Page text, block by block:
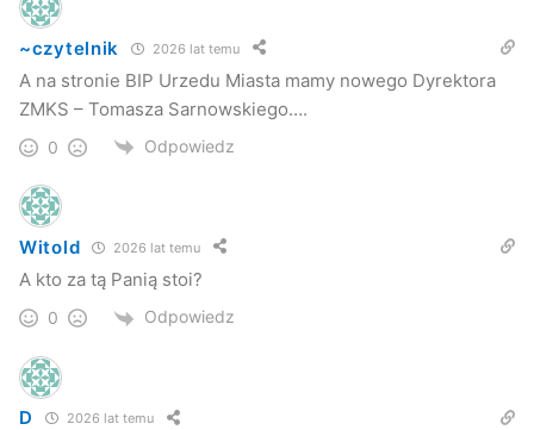
~czytelnik 2026 lat temu
A na stronie BIP Urzedu Miasta mamy nowego Dyrektora
ZMKS – Tomasza Sarnowskiego….
0 Odpowiedz
Witold 2026 lat temu
A kto za tą Panią stoi?
0 Odpowiedz
D 2026 lat temu